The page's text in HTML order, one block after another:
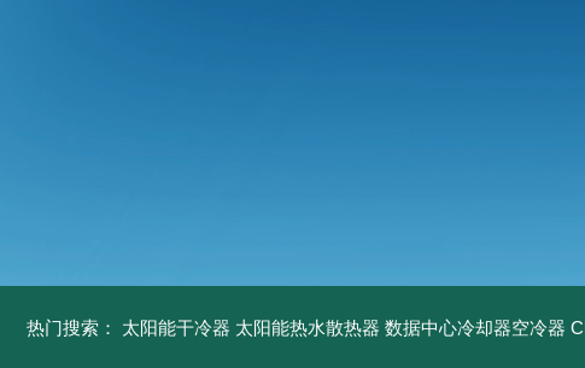
热门搜索： 太阳能干冷器 太阳能热水散热器 数据中心冷却器空冷器